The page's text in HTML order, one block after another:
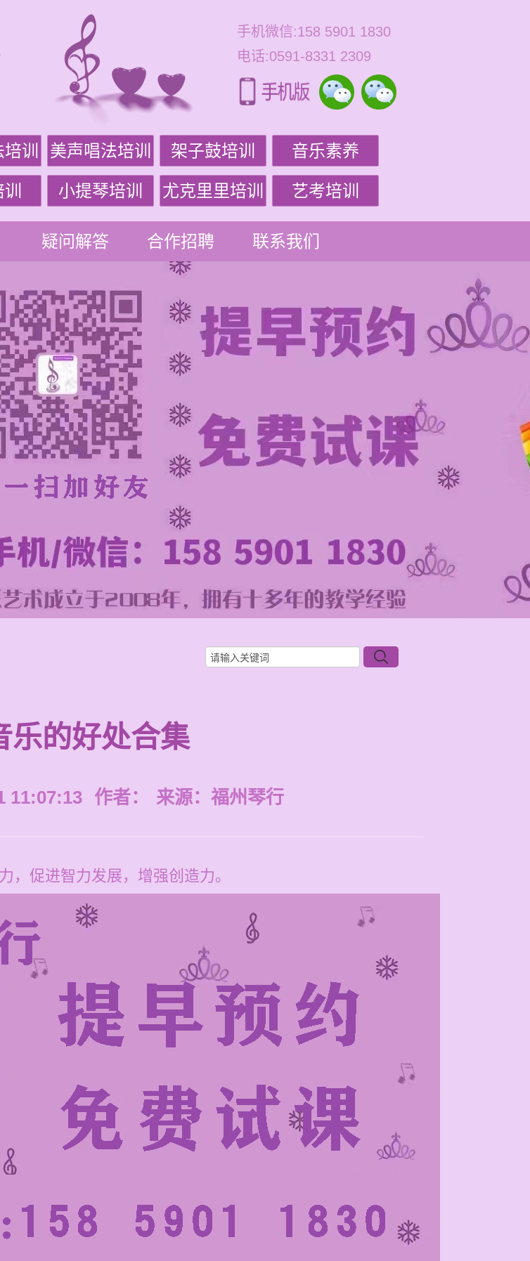
手机微信:158 5901 1830
电话:0591-8331 2309
训 美声唱法培训 架子鼓培训 音乐素养
小提琴培训 尤克里里培训 艺考培训
疑问解答 合作招聘 联系我们
乐的好处合集
11:07:13 作者： 来源： 福州琴行
，促进智力发展，增强创造力。